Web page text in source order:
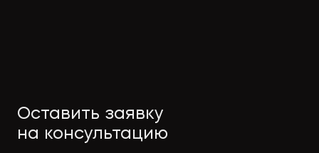
Оставить заявку
на консультацию